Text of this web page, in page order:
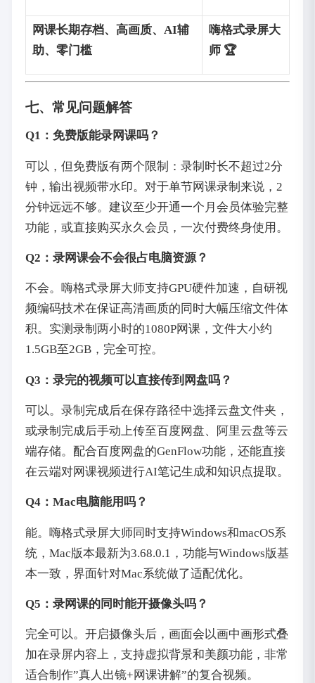
网课长期存档、高画质、AI辅
助、零门槛
嗨格式录屏大
师 🏆
七、常见问题解答
Q1：免费版能录网课吗？
可以，但免费版有两个限制：录制时长不超过2分
钟，输出视频带水印。对于单节网课录制来说，2
分钟远远不够。建议至少开通一个月会员体验完整
功能，或直接购买永久会员，一次付费终身使用。
Q2：录网课会不会很占电脑资源？
不会。嗨格式录屏大师支持GPU硬件加速，自研视
频编码技术在保证高清画质的同时大幅压缩文件体
积。实测录制两小时的1080P网课，文件大小约
1.5GB至2GB，完全可控。
Q3：录完的视频可以直接传到网盘吗？
可以。录制完成后在保存路径中选择云盘文件夹，
或录制完成后手动上传至百度网盘、阿里云盘等云
端存储。配合百度网盘的GenFlow功能，还能直接
在云端对网课视频进行AI笔记生成和知识点提取。
Q4：Mac电脑能用吗？
能。嗨格式录屏大师同时支持Windows和macOS系
统，Mac版本最新为3.68.0.1，功能与Windows版基
本一致，界面针对Mac系统做了适配优化。
Q5：录网课的同时能开摄像头吗？
完全可以。开启摄像头后，画面会以画中画形式叠
加在录屏内容上，支持虚拟背景和美颜功能，非常
适合制作”真人出镜+网课讲解”的复合视频。